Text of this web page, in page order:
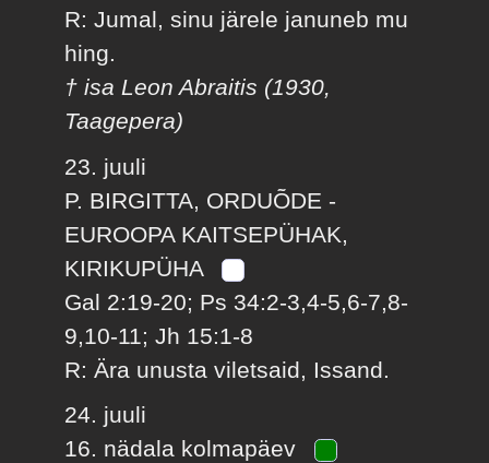
R: Jumal, sinu järele januneb mu
hing.
† isa Leon Abraitis (1930,
Taagepera)
23. juuli
P. BIRGITTA, ORDUÕDE -
EUROOPA KAITSEPÜHAK,
KIRIKUPÜHA
Gal 2:19-20; Ps 34:2-3,4-5,6-7,8-
9,10-11; Jh 15:1-8
R: Ära unusta viletsaid, Issand.
24. juuli
16. nädala kolmapäev